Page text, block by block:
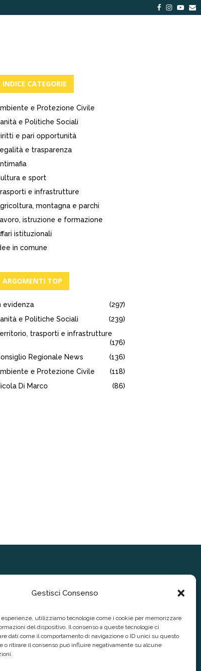
Gestisci Consenso
utilizziamo tecnologie come i cookie per memorizzare
del dispositivo. Il consenso a queste tecnologie ci
dati come il comportamento di navigazione o ID unici su questo
o ritirare il consenso può influire negativamente su alcune
Facebook
INDICE CATEGORIE
e Protezione Civile
e Politiche Sociali
e pari opportunità
e trasparenza
e sport
e infrastrutture
montagna e parchi
istruzione e formazione
istituzionali
in comune
ARGOMENTI TOP
evidenza
(297)
e Politiche Sociali
(239)
trasporti e infrastrutture
(176)
Regionale News
(136)
e Protezione Civile
(118)
Di Marco
(86)